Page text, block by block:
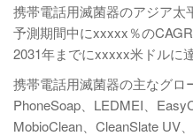
携帯電話用滅菌器のアジア太
予測期間中にxxxxx％の
2031年までにxxxxx米ドルに
携帯電話用滅菌器の主なグロ
PhoneSoap、LEDMEI、
MobioClean、CleanSlate UV